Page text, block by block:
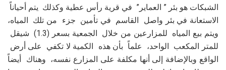
الشبكات هو بئر ” العماير” في قرية رأس عطية وكذلك يتم أحياناً
الاستعانة في بئر واصل القاسم في تأمين جزء من تلك المياه،
ويتم بيع المياه للمزارعين من خلال الجمعية بسعر (1.3) شيقل
للمتر المكعب الواحد، علماً بأن هذه الكمية لا تكفي على أرض
الواقع وبالإضافة إلى أنها مكلفة على المزارع نفسه، وهناك أيضاً